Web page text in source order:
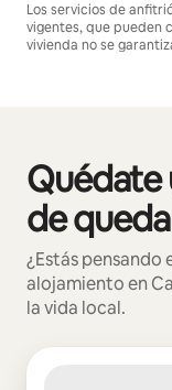
Los servicios de
vigentes, que pueden
vivienda no se
Quédate
de
¿Estás pensando
alojamiento en
la vida local.
Se muestran0 de 0